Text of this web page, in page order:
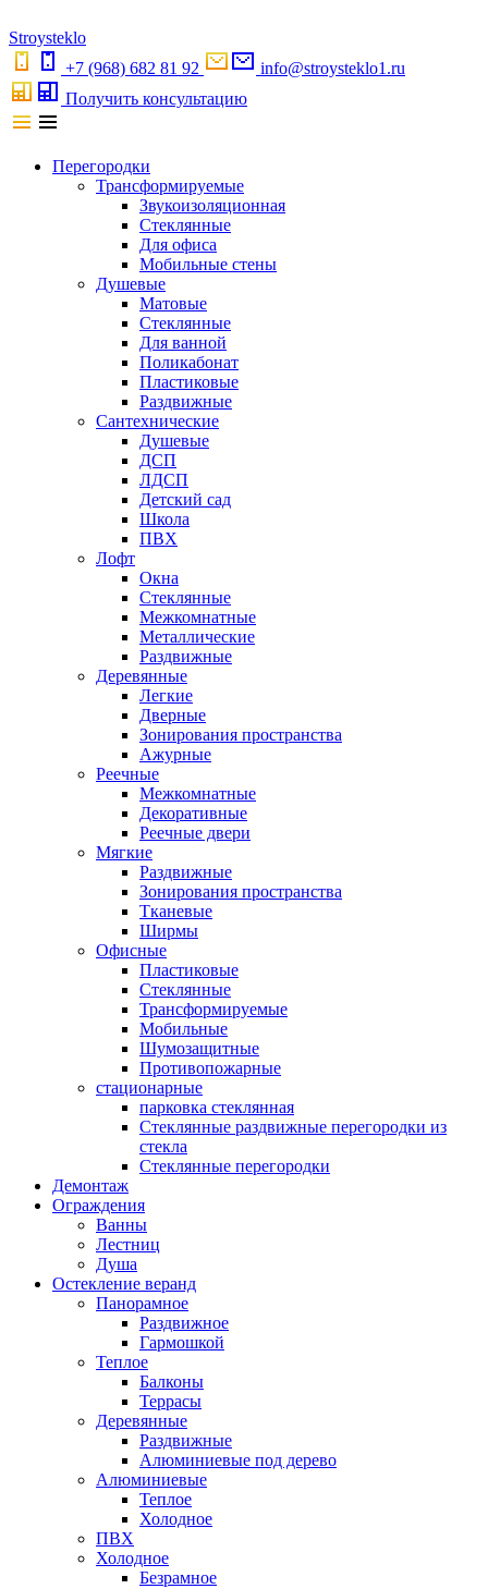
Stroysteklo
+7 (968) 682 81 92
info@stroysteklo1.ru
Получить консультацию
Перегородки
Трансформируемые
Звукоизоляционная
Стеклянные
Для офиса
Мобильные стены
Душевые
Матовые
Стеклянные
Для ванной
Поликабонат
Пластиковые
Раздвижные
Сантехнические
Душевые
ДСП
ЛДСП
Детский сад
Школа
ПВХ
Лофт
Окна
Стеклянные
Межкомнатные
Металлические
Раздвижные
Деревянные
Легкие
Дверные
Зонирования пространства
Ажурные
Реечные
Межкомнатные
Декоративные
Реечные двери
Мягкие
Раздвижные
Зонирования пространства
Тканевые
Ширмы
Офисные
Пластиковые
Стеклянные
Трансформируемые
Мобильные
Шумозащитные
Противопожарные
стационарные
парковка стеклянная
Стеклянные раздвижные перегородки из
стекла
Стеклянные перегородки
Демонтаж
Ограждения
Ванны
Лестниц
Душа
Остекление веранд
Панорамное
Раздвижное
Гармошкой
Теплое
Балконы
Террасы
Деревянные
Раздвижные
Алюминиевые под дерево
Алюминиевые
Теплое
Холодное
ПВХ
Холодное
Безрамное